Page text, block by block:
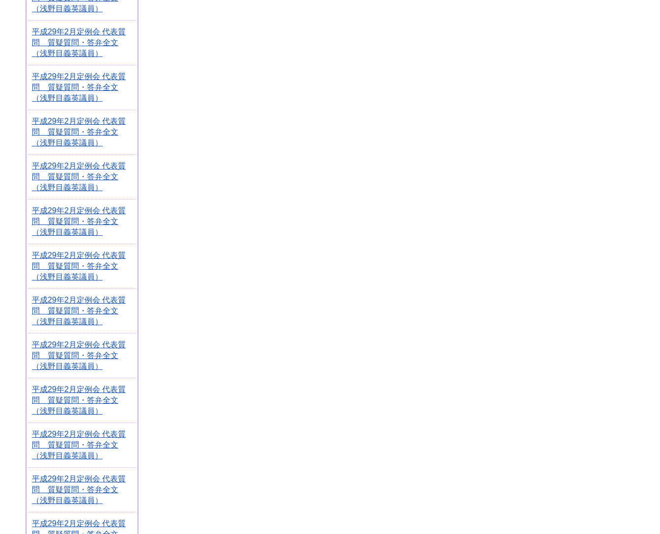
（浅野目義英議員）
平成29年2月定例会 代表質
問 質疑質問・答弁全文
（浅野目義英議員）
平成29年2月定例会 代表質
問 質疑質問・答弁全文
（浅野目義英議員）
平成29年2月定例会 代表質
問 質疑質問・答弁全文
（浅野目義英議員）
平成29年2月定例会 代表質
問 質疑質問・答弁全文
（浅野目義英議員）
平成29年2月定例会 代表質
問 質疑質問・答弁全文
（浅野目義英議員）
平成29年2月定例会 代表質
問 質疑質問・答弁全文
（浅野目義英議員）
平成29年2月定例会 代表質
問 質疑質問・答弁全文
（浅野目義英議員）
平成29年2月定例会 代表質
問 質疑質問・答弁全文
（浅野目義英議員）
平成29年2月定例会 代表質
問 質疑質問・答弁全文
（浅野目義英議員）
平成29年2月定例会 代表質
問 質疑質問・答弁全文
（浅野目義英議員）
平成29年2月定例会 代表質
問 質疑質問・答弁全文
（浅野目義英議員）
平成29年2月定例会 代表質